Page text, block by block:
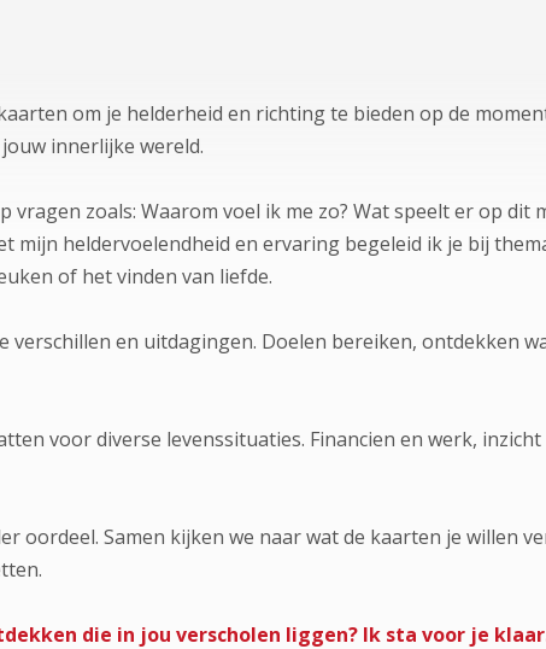
om je helderheid en richting te bieden op de
innerlijke wereld.
zoals: Waarom voel ik me zo? Wat speelt er op dit
mijn heldervoelendheid en ervaring begeleid ik je bij
of het vinden van liefde.
verschillen en uitdagingen. Doelen bereiken, ontdekken
voor diverse levenssituaties. Financien en werk,
oordeel. Samen kijken we naar wat de kaarten je willen
die in jou verscholen liggen? Ik sta voor je